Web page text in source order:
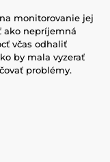
monitorovanie jej
ako nepríjemná
včas odhaliť
by mala vyzerať
problémy.